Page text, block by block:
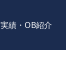
実績・OB紹介